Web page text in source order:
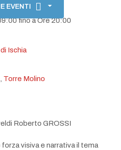
EVENTI
fino a Ore 20:00
Ischia
Torre Molino
Roberto GROSSI
visiva e narrativa il tema